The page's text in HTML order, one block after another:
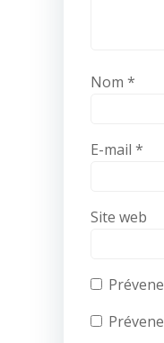
Nom *
E-mail *
Site web